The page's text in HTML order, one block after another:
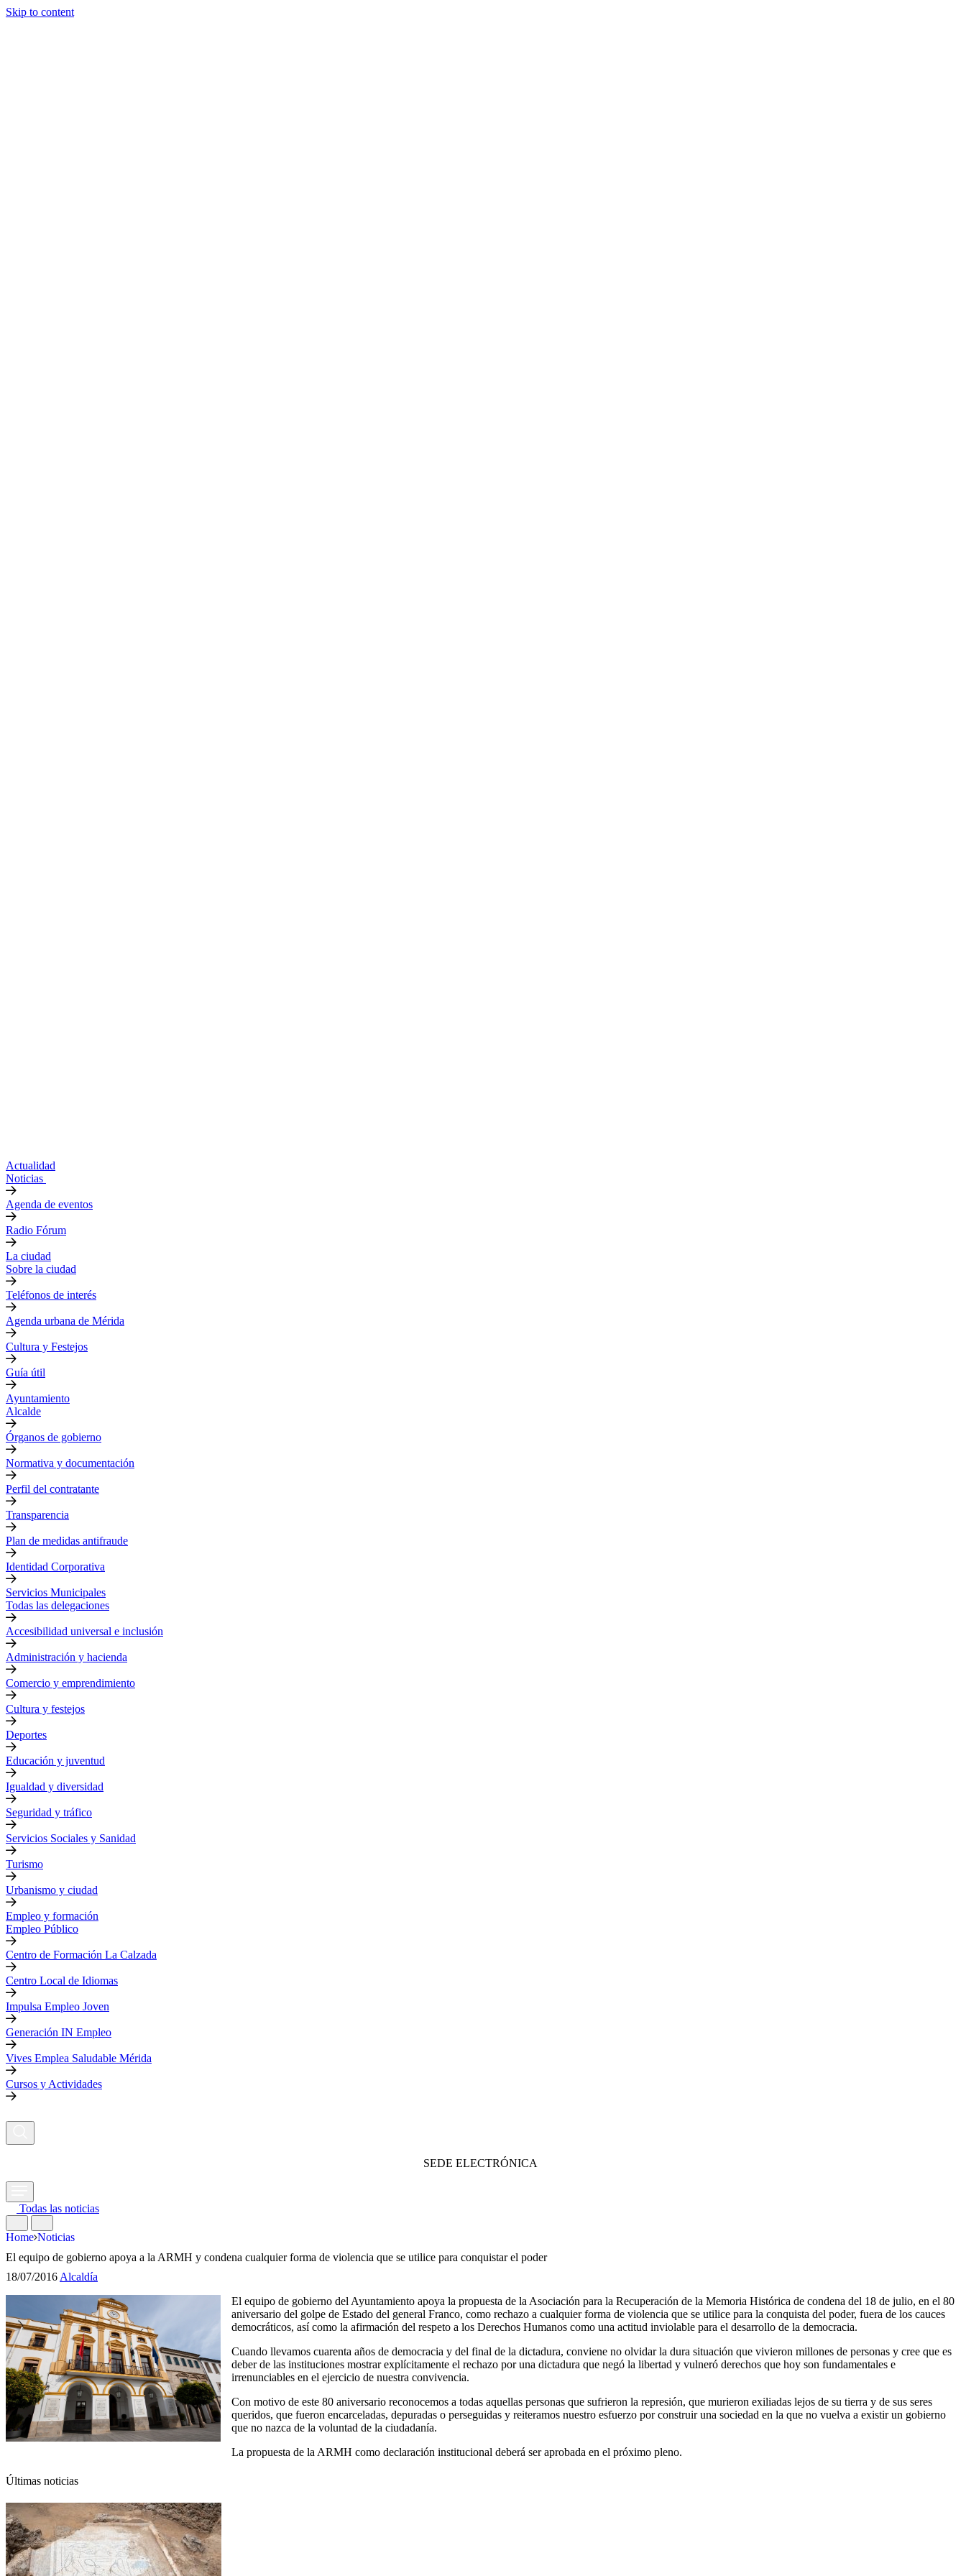
Skip to content
Actualidad
Noticias
Agenda de eventos
Radio Fórum
La ciudad
Sobre la ciudad
Teléfonos de interés
Agenda urbana de Mérida
Cultura y Festejos
Guía útil
Ayuntamiento
Alcalde
Órganos de gobierno
Normativa y documentación
Perfil del contratante
Transparencia
Plan de medidas antifraude
Identidad Corporativa
Servicios Municipales
Todas las delegaciones
Accesibilidad universal e inclusión
Administración y hacienda
Comercio y emprendimiento
Cultura y festejos
Deportes
Educación y juventud
Igualdad y diversidad
Seguridad y tráfico
Servicios Sociales y Sanidad
Turismo
Urbanismo y ciudad
Empleo y formación
Empleo Público
Centro de Formación La Calzada
Centro Local de Idiomas
Impulsa Empleo Joven
Generación IN Empleo
Vives Emplea Saludable Mérida
Cursos y Actividades
SEDE ELECTRÓNICA
Todas las noticias
Home Noticias
El equipo de gobierno apoya a la ARMH y condena cualquier forma de violencia que se utilice para conquistar el poder
18/07/2016Alcaldía
El equipo de gobierno del Ayuntamiento apoya la propuesta de la Asociación para la Recuperación de la Memoria Histórica de condena del 18 de julio, en el 80
aniversario del golpe de Estado del general Franco, como rechazo a cualquier forma de violencia que se utilice para la conquista del poder, fuera de los cauces
democráticos, así como la afirmación del respeto a los Derechos Humanos como una actitud inviolable para el desarrollo de la democracia.
Cuando llevamos cuarenta años de democracia y del final de la dictadura, conviene no olvidar la dura situación que vivieron millones de personas y cree que es
deber de las instituciones mostrar explícitamente el rechazo por una dictadura que negó la libertad y vulneró derechos que hoy son fundamentales e
irrenunciables en el ejercicio de nuestra convivencia.
Con motivo de este 80 aniversario reconocemos a todas aquellas personas que sufrieron la represión, que murieron exiliadas lejos de su tierra y de sus seres
queridos, que fueron encarceladas, depuradas o perseguidas y reiteramos nuestro esfuerzo por construir una sociedad en la que no vuelva a existir un gobierno
que no nazca de la voluntad de la ciudadanía.
La propuesta de la ARMH como declaración institucional deberá ser aprobada en el próximo pleno.
Últimas noticias